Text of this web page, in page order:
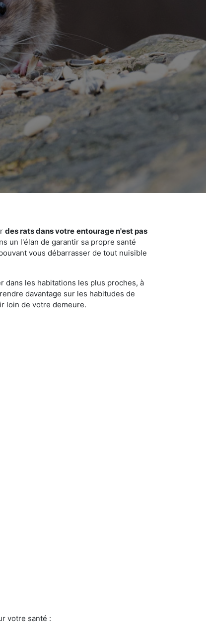
des rats dans votre entourage n'est pas
un l'élan de garantir sa propre santé
vous débarrasser de tout nuisible
dans les habitations les plus proches, à
davantage sur les habitudes de
loin de votre demeure.
votre santé :